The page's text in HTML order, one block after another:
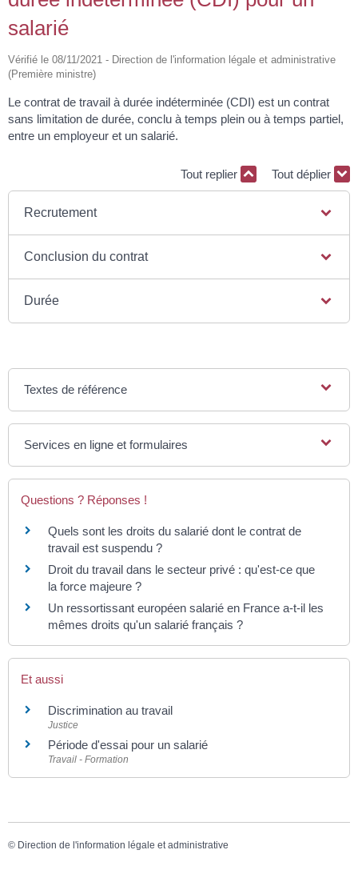
salarié
Vérifié le 08/11/2021 - Direction de l'information légale et administrative
(Première ministre)
Le contrat de travail à durée indéterminée (CDI) est un contrat
sans limitation de durée, conclu à temps plein ou à temps partiel,
entre un employeur et un salarié.
Tout replier Tout déplier
Recrutement
Conclusion du contrat
Durée
Textes de référence
Services en ligne et formulaires
Questions ? Réponses !
Quels sont les droits du salarié dont le contrat de
travail est suspendu ?
Droit du travail dans le secteur privé : qu'est-ce que
la force majeure ?
Un ressortissant européen salarié en France a-t-il les
mêmes droits qu'un salarié français ?
Et aussi
Discrimination au travail
Justice
Période d'essai pour un salarié
Travail - Formation
© Direction de l'information légale et administrative